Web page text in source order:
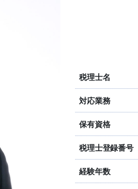
税理士名
対応業務
保有資格
税理士登録番号
経験年数